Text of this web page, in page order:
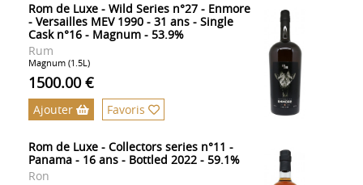
Rom de Luxe - Wild Series n°27 - Enmore
- Versailles MEV 1990 - 31 ans - Single
Cask n°16 - Magnum - 53.9%
Rum
Magnum (1.5L)
1500.00 €
Ajouter Favoris
Rom de Luxe - Collectors series n°11 -
Panama - 16 ans - Bottled 2022 - 59.1%
Ron